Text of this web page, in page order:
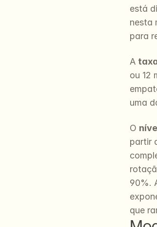
está
nesta
para
A
ou 12
uma
O
partir
90%.
que